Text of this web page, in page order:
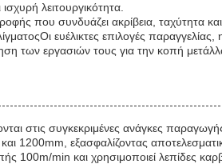
λειτουργικότητα.
που συνδυάζει ακρίβεια, ταχύτητα
ευέλικτες επιλογές
των εργασιών τους για την κοπή
στις συγκεκριμένες ανάγκες
1200mm, εξασφαλίζοντας
min και χρησιμοποιεί λεπίδες